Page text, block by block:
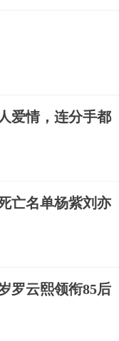
爱情，连分手都
亡名单杨紫刘亦
罗云熙领衔85后